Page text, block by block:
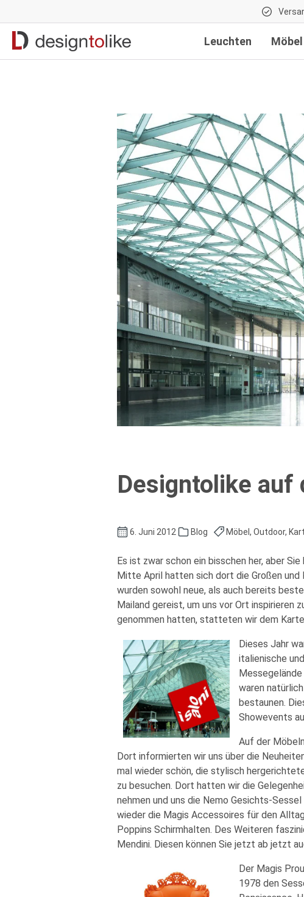
Leuchten Möbel
Designtolike auf
6. Juni 2012 Blog Möbel, Outdoor,
Es ist zwar schon ein bisschen her, aber
Mitte April hatten sich dort die Großen
wurden sowohl neue, als auch bereits
Mailand gereist, um uns vor Ort inspirieren
genommen hatten, statteten wir dem
Dieses Jahr
italienische
waren
bestaunen.
Showevents
Auf der
Dort informierten wir uns über die
mal wieder schön, die stylisch
zu besuchen. Dort hatten wir die
nehmen und uns die Nemo Gesichts-
wieder die Magis Accessoires für den
Poppins Schirmhalten. Des Weiteren
Mendini. Diesen können Sie jetzt ab jetzt
Der Magis
1978 den